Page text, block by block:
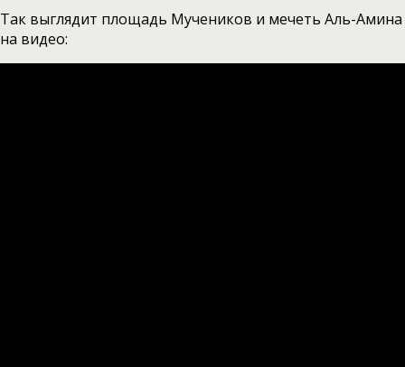
Так выглядит площадь Мучеников и мечеть Аль-Амина
на видео: